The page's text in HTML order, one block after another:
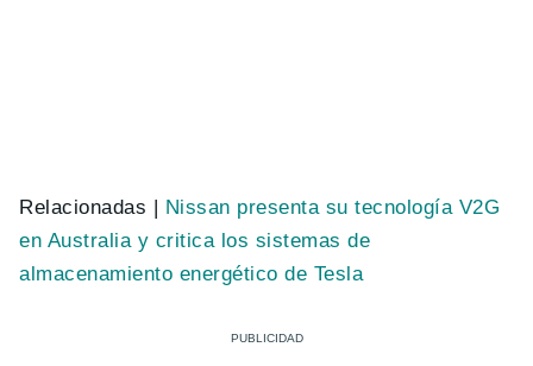
Relacionadas | Nissan presenta su tecnología V2G
en Australia y critica los sistemas de
almacenamiento energético de Tesla